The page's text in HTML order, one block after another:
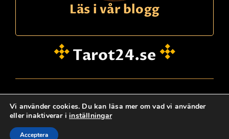
Läs i vår blogg
Tarot24.se
hei@dinklarsynte.no
Personskydd
Vi använder cookies. Du kan läsa mer om vad vi använder
eller inaktiverar iinställningar
Acceptera